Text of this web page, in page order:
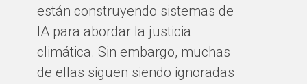
están construyendo sistemas de
IA para abordar la justicia
climática. Sin embargo, muchas
de ellas siguen siendo ignoradas